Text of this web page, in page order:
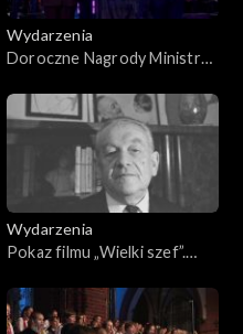
Wydarzenia
Doroczne Nagrody Ministra
Narodowego 2025
Wydarzenia
Pokaz filmu „Wielki szef”.